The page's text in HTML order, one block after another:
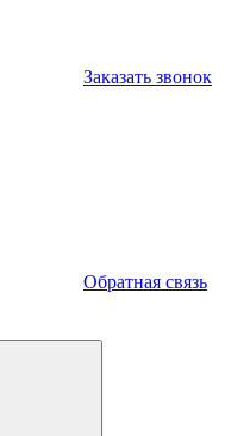
Заказать звонок
Обратная связь